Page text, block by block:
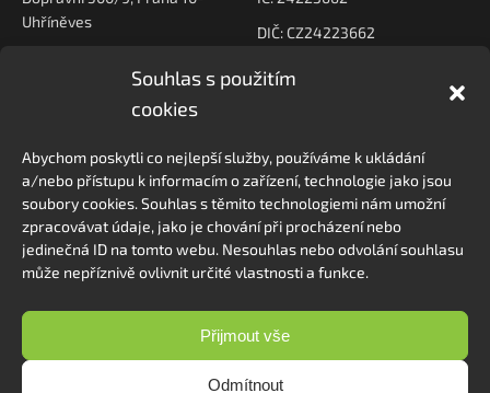
Souhlas s použitím
cookies
Abychom poskytli co nejlepší služby, používáme k ukládání
a/nebo přístupu k informacím o zařízení, technologie jako jsou
soubory cookies. Souhlas s těmito technologiemi nám umožní
zpracovávat údaje, jako je chování při procházení nebo
jedinečná ID na tomto webu. Nesouhlas nebo odvolání souhlasu
může nepříznivě ovlivnit určité vlastnosti a funkce.
Přijmout vše
Odmítnout
Uhříněves
DIČ: CZ24223662
Kontaktujte nás
+420 778 222 800
Navigace
O nás
Kontakt